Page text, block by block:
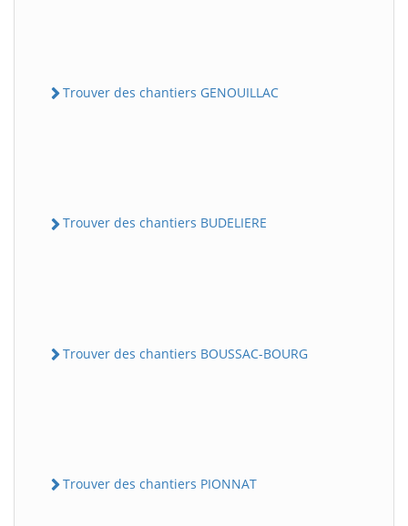
Trouver des chantiers GENOUILLAC
Trouver des chantiers BUDELIERE
Trouver des chantiers BOUSSAC-BOURG
Trouver des chantiers PIONNAT